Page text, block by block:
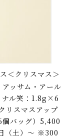
＜クリスマス＞
アッサム・アール
ナル笑：1.8g×6
リスマスアップ
バッグ）5,400
（土）〜 ※300